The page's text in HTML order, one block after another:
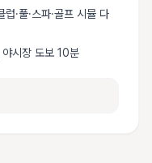
·풀·스파·골프 시뮬 다
시장 도보 10분